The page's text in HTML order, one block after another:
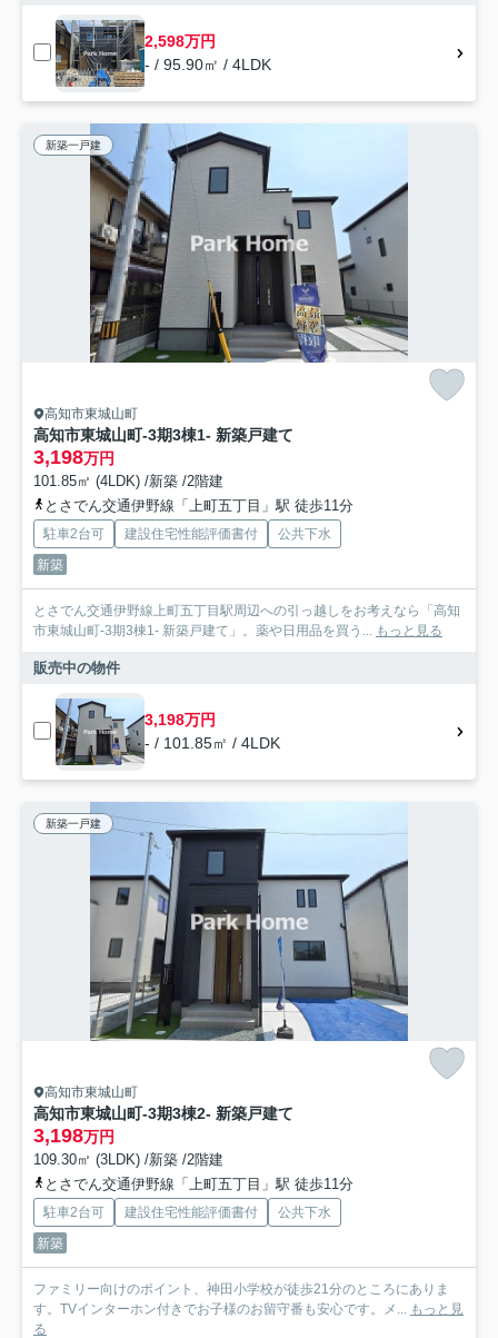
2,598万円
- / 95.90㎡ / 4LDK
新築一戸建
高知市東城山町
高知市東城山町-3期3棟1- 新築戸建て
3,198万円
101.85㎡ (4LDK) /新築 /2階建
とさでん交通伊野線「上町五丁目」駅 徒歩11分
駐車2台可 建設住宅性能評価書付
公共下水
新築
とさでん交通伊野線上町五丁目駅周辺への引っ越しをお考えなら「高知
市東城山町-3期3棟1- 新築戸建て」。薬や日用品を買う...
もっと見る
販売中の物件
3,198万円
- / 101.85㎡ / 4LDK
新築一戸建
高知市東城山町
高知市東城山町-3期3棟2- 新築戸建て
3,198万円
109.30㎡ (3LDK) /新築 /2階建
とさでん交通伊野線「上町五丁目」駅 徒歩11分
駐車2台可 建設住宅性能評価書付
公共下水
新築
ファミリー向けのポイント、神田小学校が徒歩21分のところにありま
す。TVインターホン付きでお子様のお留守番も安心です。メ...
もっと見
る